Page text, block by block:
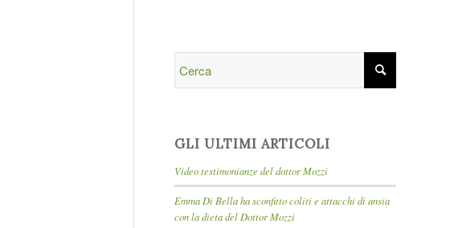
GLI ULTIMI ARTICOLI
Video testimonianze del dottor Mozzi
Emma Di Bella ha sconfitto coliti e attacchi di ansia
con la dieta del Dottor Mozzi